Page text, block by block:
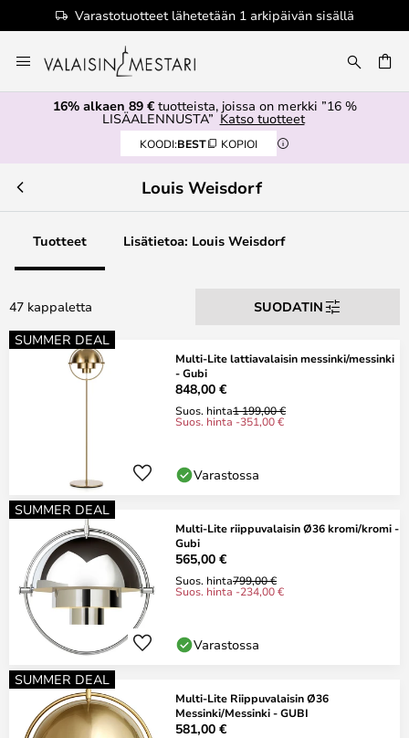
Varastotuotteet lähetetään 1 arkipäivän sisällä
to
Content
16% alkaen 89 €tuotteista, joissa on merkki ”16 %
LISÄALENNUSTA” Katso tuotteet
KOODI:BEST KOPIOI
Louis Weisdorf
Tuotteet Lisätietoa: Louis Weisdorf
47 kappaletta
SUODATIN
SUMMER DEAL
Multi-Lite lattiavalaisin messinki/messinki
- Gubi
848,00 €
Suos. hinta1 199,00 €
Suos. hinta -351,00 €
Varastossa
SUMMER DEAL
Multi-Lite riippuvalaisin Ø36 kromi/kromi -
Gubi
565,00 €
Suos. hinta799,00 €
Suos. hinta -234,00 €
Varastossa
SUMMER DEAL
Multi-Lite Riippuvalaisin Ø36
Messinki/Messinki - GUBI
581,00 €